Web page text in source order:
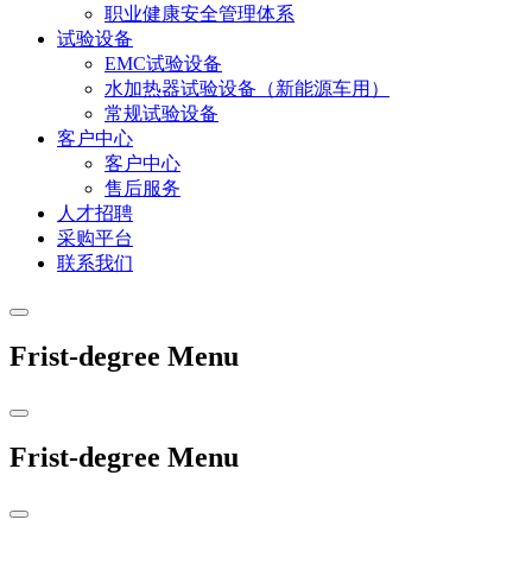
职业健康安全管理体系
试验设备
EMC试验设备
水加热器试验设备（新能源车用）
常规试验设备
客户中心
客户中心
售后服务
人才招聘
采购平台
联系我们
Frist-degree Menu
Frist-degree Menu